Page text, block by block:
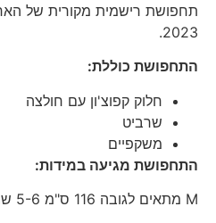
2023.
התחפושת כוללת:
חלוק קפוצ'ון עם חולצה
שרביט
משקפיים
התחפושת מגיעה במידות:
M מתאים לגובה 116 ס"מ 5-6 שנים